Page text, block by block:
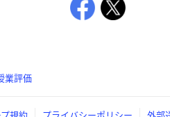
業評価